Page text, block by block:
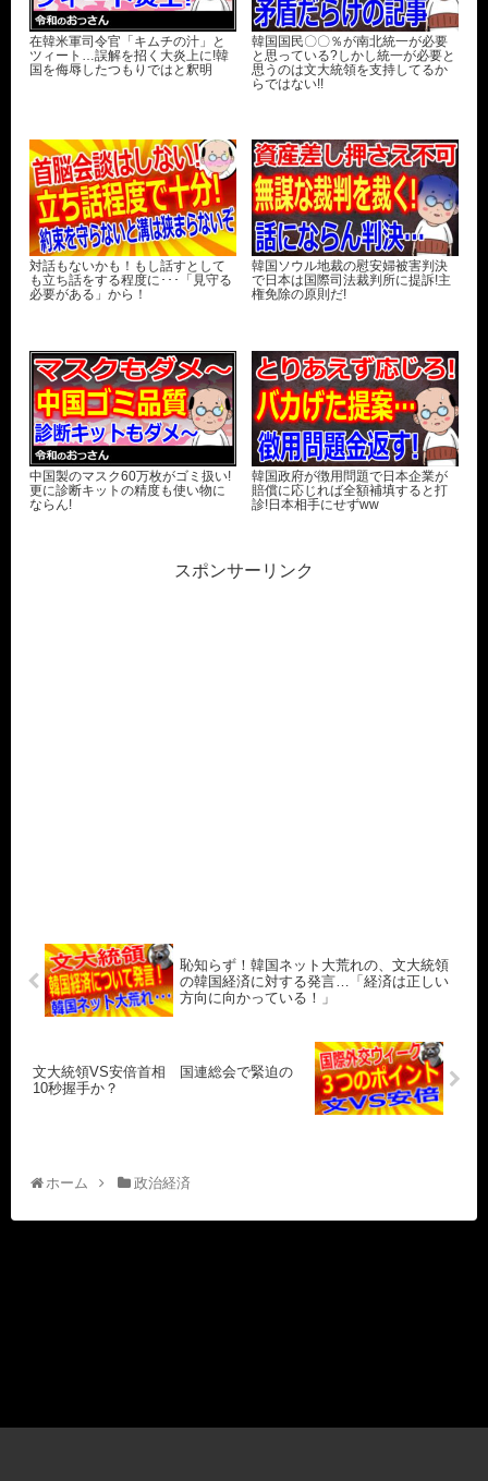
在韓米軍司令官「キムチの汁」と
ツィート…誤解を招く大炎上に!韓
国を侮辱したつもりではと釈明
韓国国民〇〇％が南北統一が必要
と思っている?しかし統一が必要と
思うのは文大統領を支持してるか
らではない!!
対話もないかも！もし話すとして
も立ち話をする程度に･･･「見守る
必要がある」から！
韓国ソウル地裁の慰安婦被害判決
で日本は国際司法裁判所に提訴!主
権免除の原則だ!
中国製のマスク60万枚がゴミ扱い!
更に診断キットの精度も使い物に
ならん!
韓国政府が徴用問題で日本企業が
賠償に応じれば全額補填すると打
診!日本相手にせずww
スポンサーリンク
恥知らず！韓国ネット大荒れの、文大統領
の韓国経済に対する発言…「経済は正しい
方向に向かっている！」
文大統領VS安倍首相 国連総会で緊迫の
10秒握手か？
ホーム 政治経済